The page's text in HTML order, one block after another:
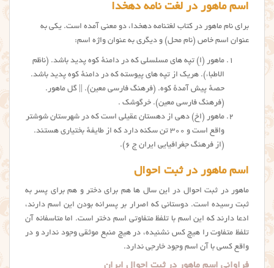
اسم ماهور در لغت نامه دهخدا
برای نام ماهور در کتاب لغتنامه دهخدا، دو معنی آمده است. یکی به
عنوان اسم خاص (نام محل) و دیگری به عنوان واژه اسم:
ماهور (اِ) تپه های مسلسلی که در دامنهٔ کوه پدید باشد. (ناظم
الاطباء). هریک از تپه های پیوسته که در دامنهٔ کوه پدید باشد.
حصهٔ پیش آمدهٔ کوه. (فرهنگ فارسی معین). || گل ماهور.
(فرهنگ فارسی معین). خرگوشک .
ماهور (اِخ) دهی از دهستان عقیلی است که در شهرستان شوشتر
واقع است و ۳۰۰ تن سکنه دارد که از طایفهٔ بختیاری هستند.
(از فرهنگ جغرافیایی ایران ج ۶).
اسم ماهور در ثبت احوال
ماهور در ثبت احوال در این سال ها هم برای دختر و هم برای پسر به
ثبت رسیده است. دوستانی که اصرار بر پسرانه بودن این اسم دارند،
ادعا دارند که این اسم با تلفظ متفاوتی اسم دختر است. اما متاسفانه آن
تلفظ متفاوت را هیچ کس نشنیده، در هیچ منبع موثقی وجود ندارد و در
واقع کسی با آن اسم وجود خارجی ندارد.
فراوانی اسم ماهور در ثبت احوال ایران